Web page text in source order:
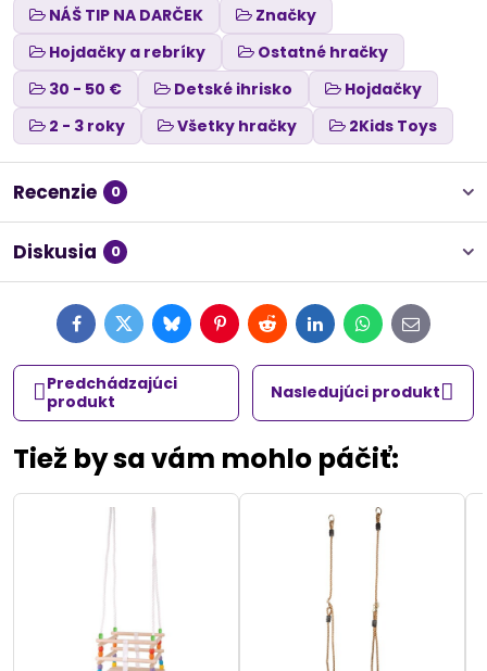
NÁŠ TIP NA DARČEK
Značky
Hojdačky a rebríky
Ostatné hračky
30 - 50 €
Detské ihrisko
Hojdačky
2 - 3 roky
Všetky hračky 2Kids Toys
Recenzie 0
Diskusia 0
FacebookTwitterBlueskyPinterestRedditLinkedInWhatsApp
E-
mail
Predchádzajúci
produkt
Nasledujúci produkt
Tiež by sa vám mohlo páčiť: